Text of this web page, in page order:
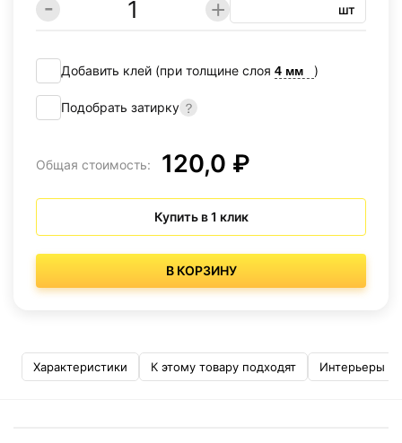
шт
Добавить клей (при толщине слоя )
Подобрать затирку
Общая стоимость: 120,0 ₽
Купить в 1 клик
В КОРЗИНУ
Характеристики К этому товару подходят Интерьеры